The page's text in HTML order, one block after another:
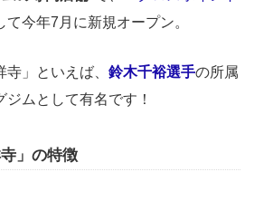
て今年7月に新規オープン。
寺」といえば、 鈴木千裕選手の所属
ムとして有名です！
」の特徴